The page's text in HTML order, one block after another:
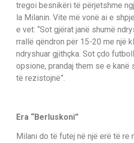
tregoi besnikëri të përjetshme
la Milanin. Vite më vonë ai e
e vet: “Sot gjërat janë shumë
rrallë qëndron për 15-20 me një
ndryshuar gjithçka. Sot çdo
opsione, prandaj them se e kanë
të rezistojnë”.
Era “Berluskoni”
Milani do të futej në një erë të re